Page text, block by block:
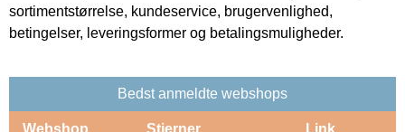
sortimentstørrelse, kundeservice, brugervenlighed,
betingelser, leveringsformer og betalingsmuligheder.
Bedst anmeldte webshops
Webshop Stjerner Link